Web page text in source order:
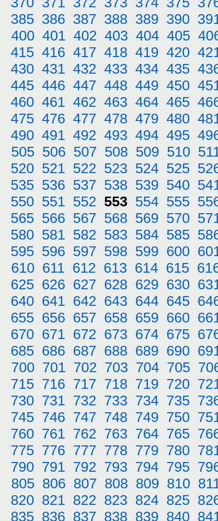
385 386 387 388 389 390
400 401 402 403 404 405
415 416 417 418 419 420
430 431 432 433 434 435
445 446 447 448 449 450
460 461 462 463 464 465
475 476 477 478 479 480
490 491 492 493 494 495
505 506 507 508 509 510
520 521 522 523 524 525
535 536 537 538 539 540
550 551 552 553 554 555
565 566 567 568 569 570
580 581 582 583 584 585
595 596 597 598 599 600
610 611 612 613 614 615
625 626 627 628 629 630
640 641 642 643 644 645
655 656 657 658 659 660
670 671 672 673 674 675
685 686 687 688 689 690
700 701 702 703 704 705
715 716 717 718 719 720
730 731 732 733 734 735
745 746 747 748 749 750
760 761 762 763 764 765
775 776 777 778 779 780
790 791 792 793 794 795
805 806 807 808 809 810
820 821 822 823 824 825
835 836 837 838 839 840